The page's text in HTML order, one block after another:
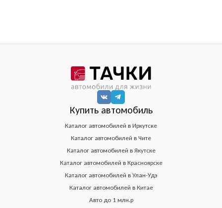
Купить автомобиль
Каталог автомобилей в Иркутске
Каталог автомобилей в Чите
Каталог автомобилей в Якутске
Каталог автомобилей в Красноярске
Каталог автомобилей в Улан-Удэ
Каталог автомобилей в Китае
Авто до 1 млн.р